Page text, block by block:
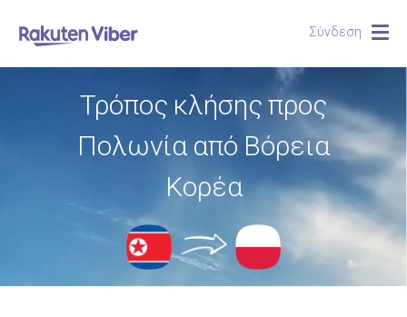
Σύνδεση
Τρόπος κλήσης προς
Πολωνία από Βόρεια
Κορέα